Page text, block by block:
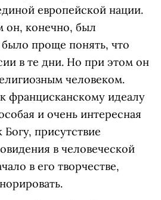
европейской нации.
он, конечно, был
проще понять, что
в те дни. Но при этом он
человеком.
идеалу
и очень интересная
присутствие
в человеческой
в его творчестве,